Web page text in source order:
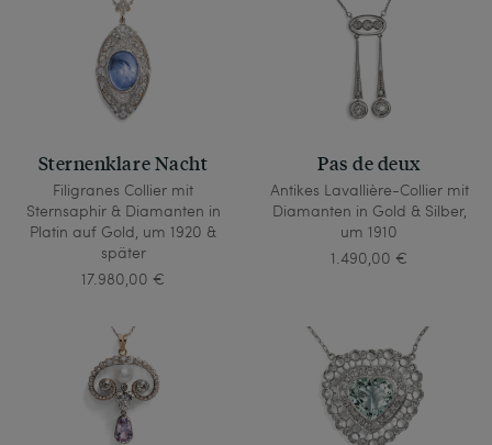
Sternenklare Nacht
Filigranes Collier mit
Sternsaphir & Diamanten in
Platin auf Gold, um 1920 &
später
17.980,00 €
Pas de deux
Antikes Lavallière-Collier mit
Diamanten in Gold & Silber,
um 1910
1.490,00 €